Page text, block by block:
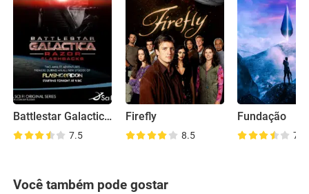
Battlestar Galactica: Razor Flashbacks
7.5
Firefly
8.5
Fundação
7.6
Você também pode gostar